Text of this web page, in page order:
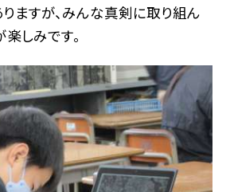
ますが、みんな真剣に取り組ん
楽しみです。